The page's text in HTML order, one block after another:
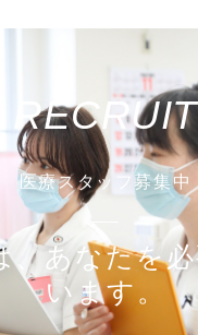
RECRUIT
医療スタッフ募集中
、あなたを
います。